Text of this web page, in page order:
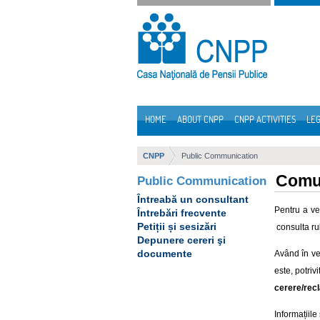
Skip to Content
HOME ABOUT CNPP CNPP ACTIVITIES
CNPP Public Communication
Public Communication
Întreabă un consultant
Întrebări frecvente
Petiții și sesizări
Depunere cereri şi
documente
Pentru a
consulta
Având în
este,
cerere/